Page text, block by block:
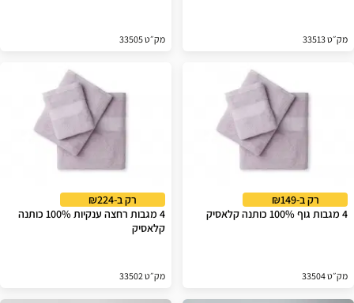
מק״ט 33513 מק״ט 33505
רק ב-₪149
4 מגבות גוף 100% כותנה קלאסיק
מק״ט 33504
רק ב-₪224
4 מגבות רחצה ענקיות 100% כותנה
קלאסיק
מק״ט 33502